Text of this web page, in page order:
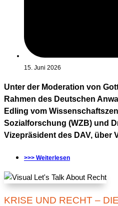
15. Juni 2026
Unter der Moderation von
Rahmen des Deutschen
Edling vom
Sozialforschung (WZB) und
Vizepräsident des DAV, über
>>> Weiterlesen
KRISE UND RECHT –